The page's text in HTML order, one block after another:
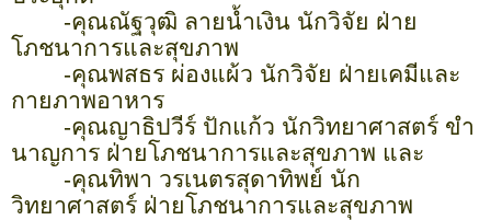
-คุณณัฐวุฒิ ลายน้ำเงิน นักวิจัย ฝ่าย
โภชนาการและสุขภาพ
-คุณพสธร ผ่องแผ้ว นักวิจัย ฝ่ายเคมีและ
กายภาพอาหาร
-คุณญาธิปวีร์ ปักแก้ว นักวิทยาศาสตร์ ขำ
นาญการ ฝ่ายโภชนาการและสุขภาพ และ
-คุณทิพา วรเนตรสุดาทิพย์ นัก
วิทยาศาสตร์ ฝ่ายโภชนาการและสุขภาพ